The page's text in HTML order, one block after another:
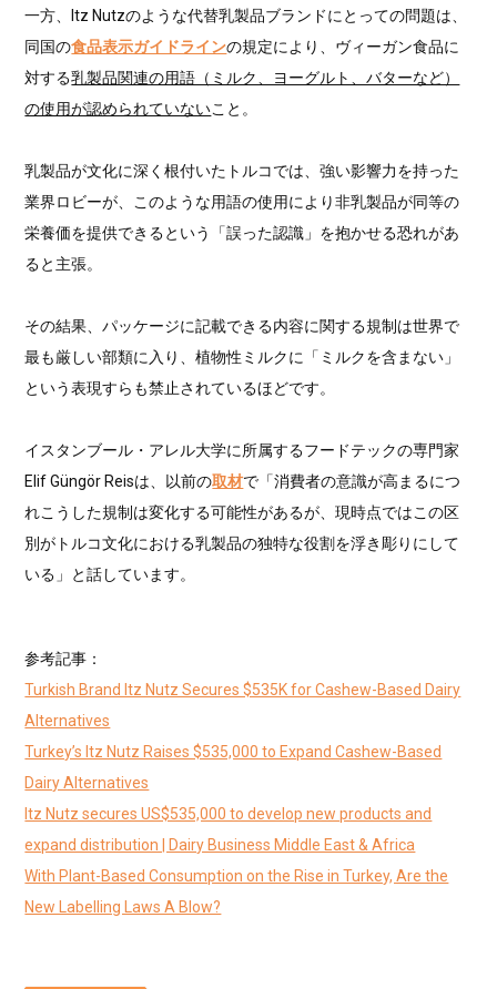
一方、Itz Nutzのような代替乳製品ブランドにとっての問題は、
同国の食品表示ガイドラインの規定により、ヴィーガン食品に
対する乳製品関連の用語（ミルク、ヨーグルト、バターなど）
の使用が認められていないこと。
乳製品が文化に深く根付いたトルコでは、強い影響力を持った
業界ロビーが、このような用語の使用により非乳製品が同等の
栄養価を提供できるという「誤った認識」を抱かせる恐れがあ
ると主張。
その結果、パッケージに記載できる内容に関する規制は世界で
最も厳しい部類に入り、植物性ミルクに「ミルクを含まない」
という表現すらも禁止されているほどです。
イスタンブール・アレル大学に所属するフードテックの専門家
Elif Güngör Reisは、以前の取材で「消費者の意識が高まるにつ
れこうした規制は変化する可能性があるが、現時点ではこの区
別がトルコ文化における乳製品の独特な役割を浮き彫りにして
いる」と話しています。
参考記事：
Turkish Brand Itz Nutz Secures $535K for Cashew-Based Dairy
Alternatives
Turkey’s Itz Nutz Raises $535,000 to Expand Cashew-Based
Dairy Alternatives
Itz Nutz secures US$535,000 to develop new products and
expand distribution | Dairy Business Middle East & Africa
With Plant-Based Consumption on the Rise in Turkey, Are the
New Labelling Laws A Blow?